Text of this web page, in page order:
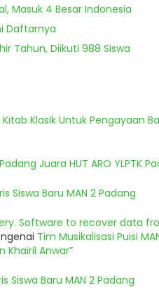
Masuk 4 Besar Indonesia
Daftarnya
Tahun, Diikuti 988 Siswa
Klasik Untuk Pengayaan
Juara HUT ARO YLPTK
Siswa Baru MAN 2 Padang
Software to recover data
Tim Musikalisasi Puisi
Khairil Anwar”
Siswa Baru MAN 2 Padang